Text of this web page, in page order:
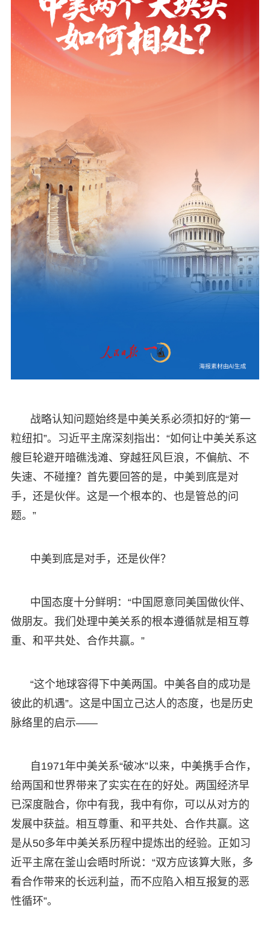
战略认知问题始终是中美关系必须扣好的“第一
粒纽扣”。习近平主席深刻指出：“如何让中美关系这
艘巨轮避开暗礁浅滩、穿越狂风巨浪，不偏航、不
失速、不碰撞？首先要回答的是，中美到底是对
手，还是伙伴。这是一个根本的、也是管总的问
题。”
中美到底是对手，还是伙伴？
中国态度十分鲜明：“中国愿意同美国做伙伴、
做朋友。我们处理中美关系的根本遵循就是相互尊
重、和平共处、合作共赢。”
“这个地球容得下中美两国。中美各自的成功是
彼此的机遇”。这是中国立己达人的态度，也是历史
脉络里的启示——
自1971年中美关系“破冰”以来，中美携手合作，
给两国和世界带来了实实在在的好处。两国经济早
已深度融合，你中有我，我中有你，可以从对方的
发展中获益。相互尊重、和平共处、合作共赢。这
是从50多年中美关系历程中提炼出的经验。正如习
近平主席在釜山会晤时所说：“双方应该算大账，多
看合作带来的长远利益，而不应陷入相互报复的恶
性循环”。